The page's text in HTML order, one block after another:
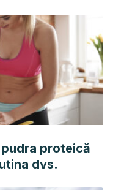
proteică
dvs.